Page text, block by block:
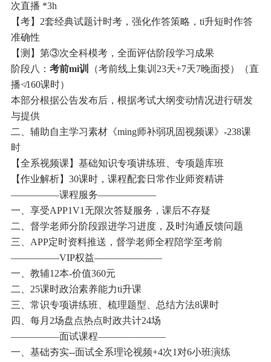
次直播 *3h
【考】2套经典试题计时考，强化作答策略，ti升短时作答
准确性
【测】第③次全科模考，全面评估阶段学习成果
阶段八： 考前mi训
（考前线上集训23天+7天7晚面授）（直
播≮160课时）
本部分根据公告发布后，根据考试大纲变动情况进行研发
与提供
二、辅助自主学习素材《ming师补弱巩固视频课》-238课
时
【全系视频课】基础知识专项讲练班、专项题库班
【作业解析】30课时，课程配套日常作业师资精讲
—————课程服务——————
一、享受APP1V1无限次答疑服务，课后不存疑
二、督学老师分阶段跟进学习进度，及时沟通反馈问题
三、APP定时资料推送，督学老师全程陪学至考前
—————VIP权益———————
一、教辅12本-价值360元
二、25课时政治素养能力ti升课
三、常识专项讲练班、梳理题型、总结方法8课时
四、每月2场盘点热点时政共计24场
—————面试课程———————
一、基础夯实--面试全系理论视频+4次1对6小班演练